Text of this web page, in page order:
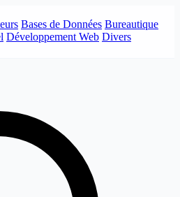
Bases de Données Bureautique
Développement Web Divers